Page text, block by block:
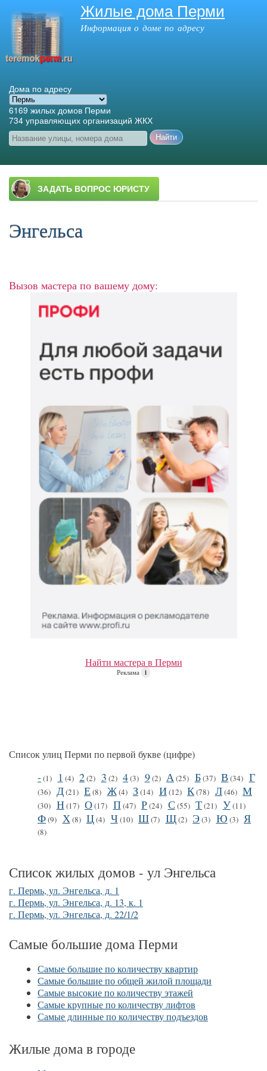
Перейти к
основному
Жилые дома Перми
Информация о доме по адресу
Дома по адресу
6169 жилых домов Перми
734 управляющих организаций ЖКХ
Название улицы, номера дома
Главное меню
Энгельса
Вызов мастера по вашему дому:
Найти мастера в Перми
Реклама i
Список улиц Перми по первой букве (цифре)
-(1) 1 (4) 2(2) 3 (2) 4(3) 9(2) А (25) Б(37) В (34) Г
(36) Д(21) Е (8) Ж(4) З(14) И(12) К(78) Л(46) М
(30) Н(17) О(17) П(47) Р(24) С (55) Т(21) У(11)
Ф(9) Х (8) Ц(4) Ч (10) Ш(7) Щ(2) Э(3) Ю (3) Я
(8)
Список жилых домов - ул Энгельса
г. Пермь, ул. Энгельса, д. 1
г. Пермь, ул. Энгельса, д. 13, к. 1
г. Пермь, ул. Энгельса, д. 22/1/2
Самые большие дома Перми
Самые большие по количеству квартир
Самые большие по общей жилой площади
Самые высокие по количеству этажей
Самые крупные по количеству лифтов
Самые длинные по количеству подъездов
Жилые дома в городе